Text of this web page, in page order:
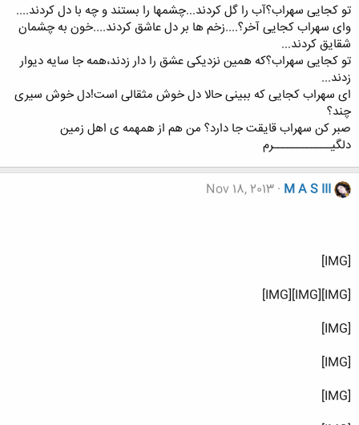
تو کجایی سهراب؟آب را گل کردند...چشمها را بستند و چه با دل کردند....
وای سهراب کجایی آخر؟....زخم ها بر دل عاشق کردند....خون به چشمان
شقایق کردند...
تو کجایی سهراب؟که همین نزدیکی عشق را دار زدند،همه جا سایه دیوار
زدند...
ای سهراب کجایی که ببینی حالا دل خوش مثقالی است!دل خوش سیری
چند؟
صبر کن سهراب قایقت جا دارد؟ من هم از همهمه ی اهل زمین
دلگیــــــــــــرم
M A S III
Nov 18, 2013
[IMG]
[IMG][IMG][IMG]
[IMG]
[IMG]
[IMG]